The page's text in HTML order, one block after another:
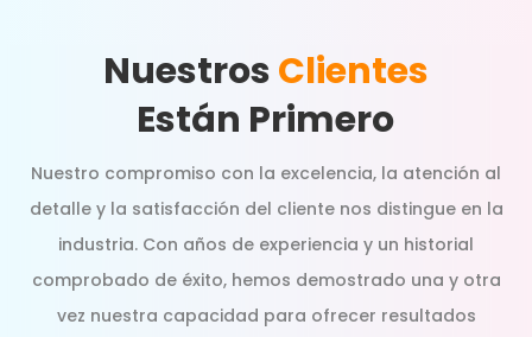
NuestrosClientes
Están Primero
Nuestro compromiso con la excelencia, la atención al
detalle y la satisfacción del cliente nos distingue en la
industria. Con años de experiencia y un historial
comprobado de éxito, hemos demostrado una y otra
vez nuestra capacidad para ofrecer resultados